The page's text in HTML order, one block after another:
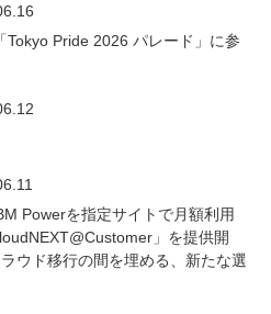
Pride 2026 パレード」に参
Powerを指定サイトで月額利用
」を提供開
ウド移行の間を埋める、新たな選